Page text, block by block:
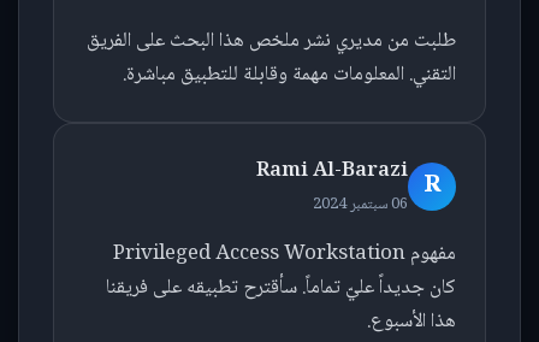
طلبت من مديري نشر ملخص هذا البحث على الفريق
التقني. المعلومات مهمة وقابلة للتطبيق مباشرة.
R
Rami Al-Barazi
06 سبتمبر 2024
مفهوم Privileged Access Workstation
كان جديداً عليّ تماماً. سأقترح تطبيقه على فريقنا
هذا الأسبوع.